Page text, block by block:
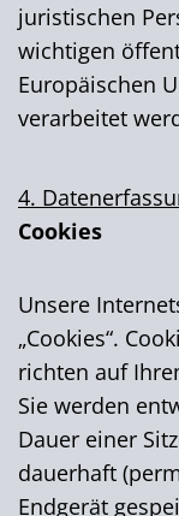
juristischen
wichtigen
Europäischen
verarbeitet
4.
Cookies
Unsere
„Cookies“.
richten auf
Sie werden
Dauer einer
dauerhaft
Endgerät